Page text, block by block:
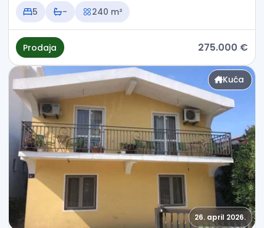
5
- 240 m²
Prodaja 275.000 €
Kuća
26. april 2026.